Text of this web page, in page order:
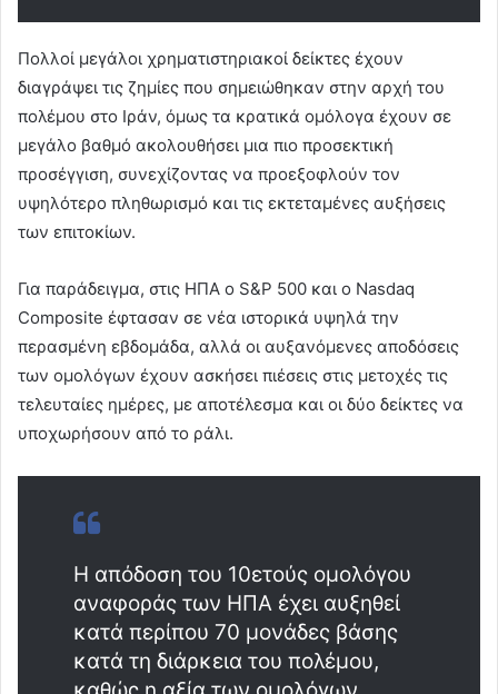
Πολλοί μεγάλοι χρηματιστηριακοί δείκτες έχουν
διαγράψει τις ζημίες που σημειώθηκαν στην αρχή του
πολέμου στο Ιράν, όμως τα κρατικά ομόλογα έχουν σε
μεγάλο βαθμό ακολουθήσει μια πιο προσεκτική
προσέγγιση, συνεχίζοντας να προεξοφλούν τον
υψηλότερο πληθωρισμό και τις εκτεταμένες αυξήσεις
των επιτοκίων.
Για παράδειγμα, στις ΗΠΑ ο S&P 500 και ο Nasdaq
Composite έφτασαν σε νέα ιστορικά υψηλά την
περασμένη εβδομάδα, αλλά οι αυξανόμενες αποδόσεις
των ομολόγων έχουν ασκήσει πιέσεις στις μετοχές τις
τελευταίες ημέρες, με αποτέλεσμα και οι δύο δείκτες να
υποχωρήσουν από το ράλι.
Η απόδοση του 10ετούς ομολόγου
αναφοράς των ΗΠΑ έχει αυξηθεί
κατά περίπου 70 μονάδες βάσης
κατά τη διάρκεια του πολέμου,